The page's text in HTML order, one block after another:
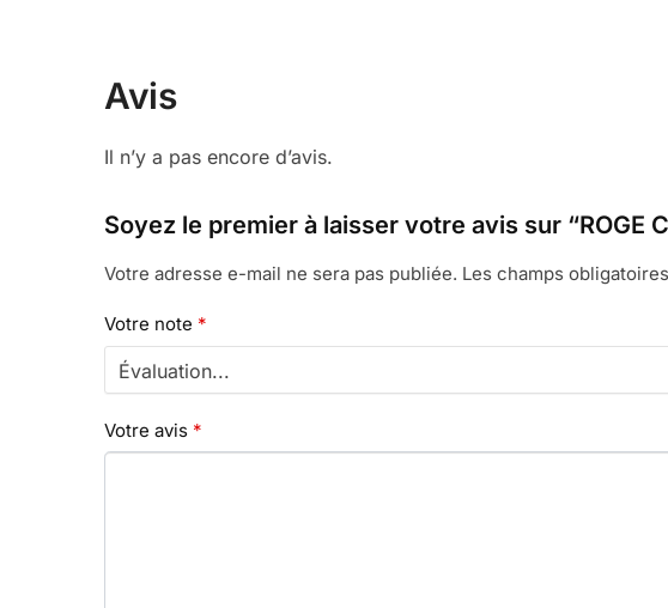
Avis
Il n’y a pas encore d’avis.
Soyez le premier à laisser votre avis sur “ROGE
Votre adresse e-mail ne sera pas publiée. Les champs
Votre note *
Votre avis *